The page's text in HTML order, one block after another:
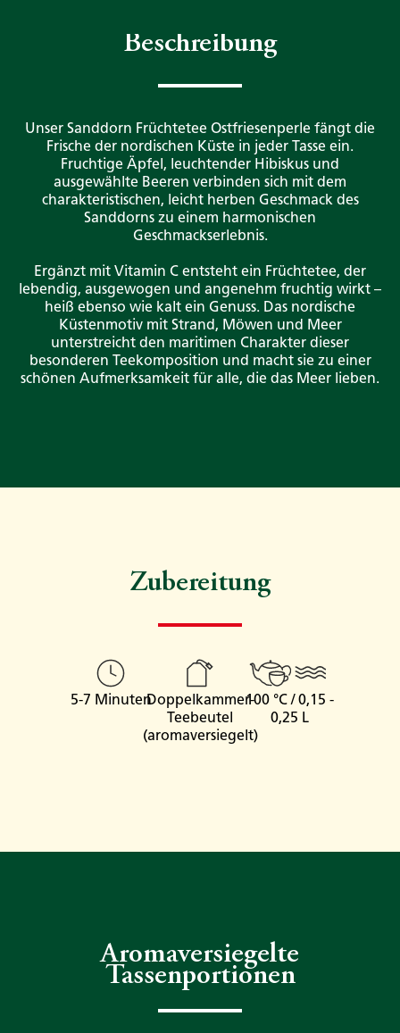
Beschreibung
Unser Sanddorn Früchtetee Ostfriesenperle fängt die
Frische der nordischen Küste in jeder Tasse ein.
Fruchtige Äpfel, leuchtender Hibiskus und
ausgewählte Beeren verbinden sich mit dem
charakteristischen, leicht herben Geschmack des
Sanddorns zu einem harmonischen
Geschmackserlebnis.
Ergänzt mit Vitamin C entsteht ein Früchtetee, der
lebendig, ausgewogen und angenehm fruchtig wirkt –
heiß ebenso wie kalt ein Genuss. Das nordische
Küstenmotiv mit Strand, Möwen und Meer
unterstreicht den maritimen Charakter dieser
besonderen Teekomposition und macht sie zu einer
schönen Aufmerksamkeit für alle, die das Meer lieben.
Zubereitung
5-7 MinutenDoppelkammer-
Teebeutel
(aromaversiegelt)
100 °C / 0,15 -
0,25 L
Aromaversiegelte
Tassenportionen